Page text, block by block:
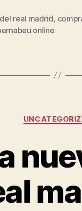
real madrid,
online